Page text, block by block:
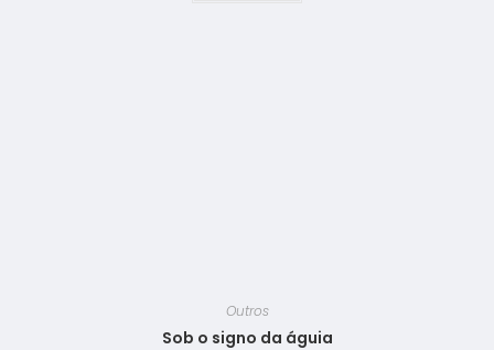
Outros
Sob o signo da águia